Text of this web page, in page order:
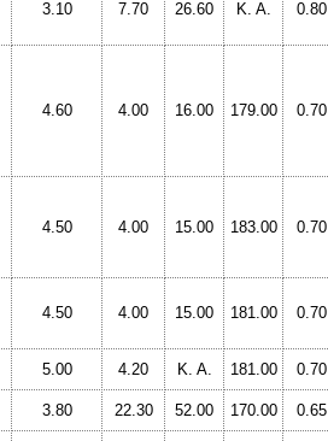
3.10 7.70 26.60 K. A. 0.80
4.60 4.00 16.00 179.00 0.70
4.50 4.00 15.00 183.00 0.70
4.50 4.00 15.00 181.00 0.70
5.00 4.20 K. A. 181.00 0.70
3.80 22.30 52.00 170.00 0.65